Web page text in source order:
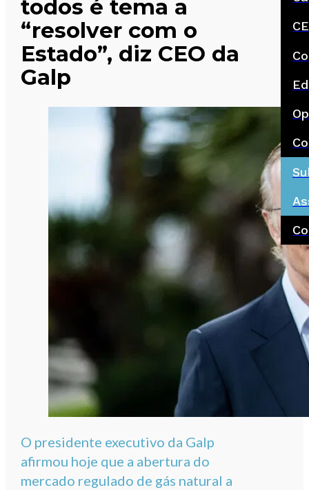
todos é tema a
“resolver com o
Estado”, diz CEO da
Galp
O presidente executivo da Galp
afirmou hoje que a abertura do
mercado regulado de gás natural a